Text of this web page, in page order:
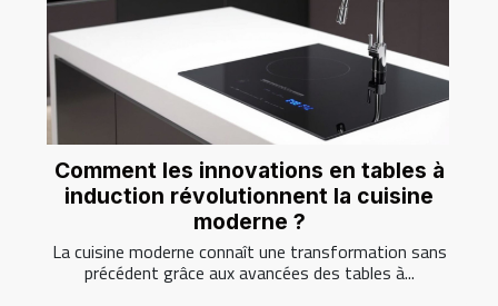
Comment les innovations en tables à
induction révolutionnent la cuisine
moderne ?
La cuisine moderne connaît une transformation sans
précédent grâce aux avancées des tables à...